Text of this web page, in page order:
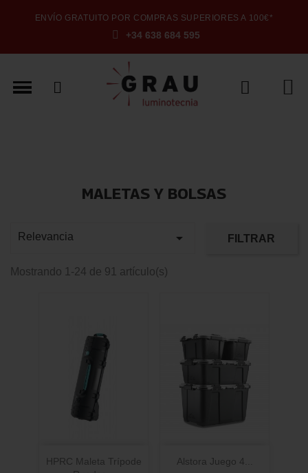
ENVÍO GRATUITO POR COMPRAS SUPERIORES A 100€*
+34 638 684 595
MALETAS Y BOLSAS
Relevancia  FILTRAR
Mostrando 1-24 de 91 artículo(s)
HPRC Maleta Trípode
Alstora Juego 4...